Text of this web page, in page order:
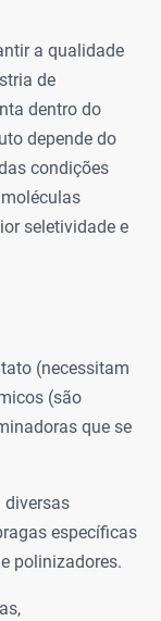
a qualidade
de
dentro do
depende do
condições
seletividade e
(necessitam
(são
que se
diversas
específicas
polinizadores.